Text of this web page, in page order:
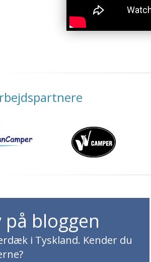
på bloggen
i Tyskland. Kender du